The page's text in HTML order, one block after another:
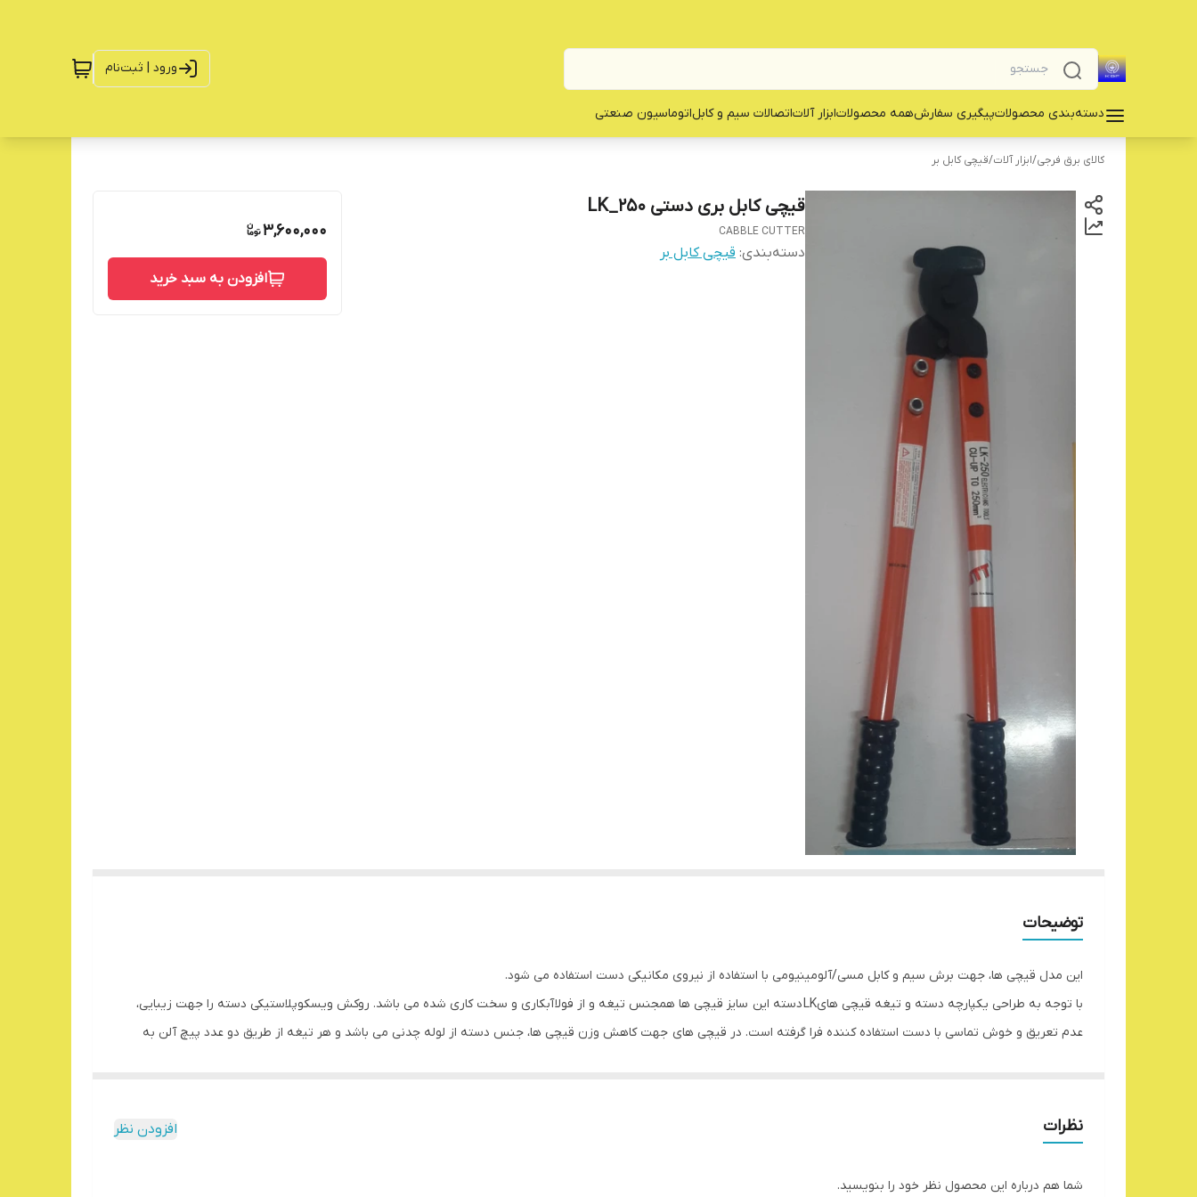
ورود | ثبت‌نام
دسته‌بندی محصولاتپیگیری سفارشهمه محصولات‌ابزار آلاتاتصالات سیم و کابلاتوماسیون صنعتی
کالای برق فرجی/‌ابزار آلات/‌قیچی کابل بر
قیچی کابل بری دستی LK_250
CABBLE CUTTER
دسته‌بندی: ‌قیچی کابل بر
3,600,000
افزودن به سبد خرید
توضیحات
این مدل قیچی ها، جهت برش سیم و کابل مسی/آلومینیومی با استفاده از نیروی مکانیکی دست استفاده می شود.
با توجه به طراحی یکپارچه دسته و تیغه قیچی هایLK دسته این سایز قیچی ها همجنس تیغه و از فولا آبکاری و سخت کاری شده می باشد. روکش ویسکوپلاستیکی دسته را جهت زیبایی،
عدم تعریق و خوش تماسی با دست استفاده کننده فرا گرفته است. در قیچی های جهت کاهش وزن قیچی ها، جنس دسته از لوله چدنی می باشد و هر تیغه از طریق دو عدد پیچ آلن به
طول دسته این قیچی 60سانتی متر میباشد.
وزن این قیچی حدودا 2کیوگرم است.
نظرات افزودن نظر
شما هم درباره این محصول نظر خود را بنویسید.